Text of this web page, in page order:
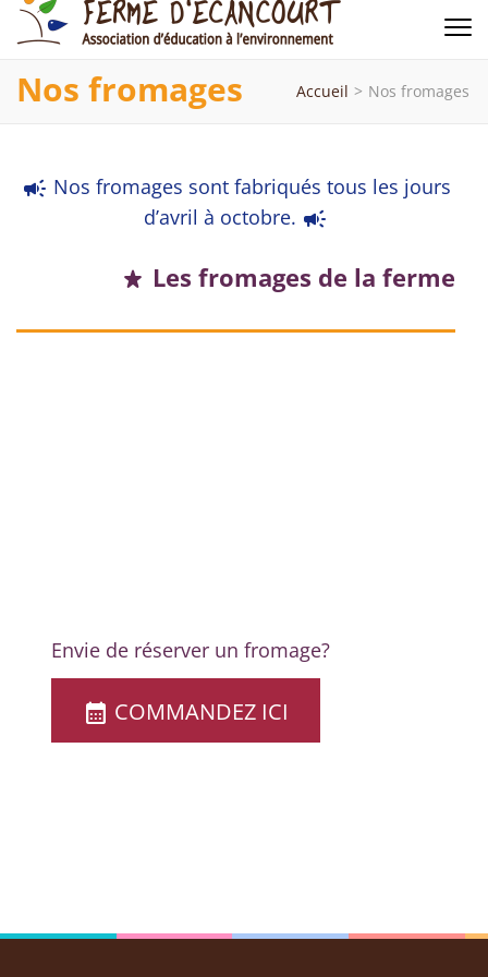
Ferme d'Ecancourt
Nos fromages Accueil > Nos fromages
campaign Nos fromages sont fabriqués tous les jours
d’avril à octobre. campaign
star_rate Les fromages de la ferme
Envie de réserver un fromage?
calendar_month COMMANDEZ ICI